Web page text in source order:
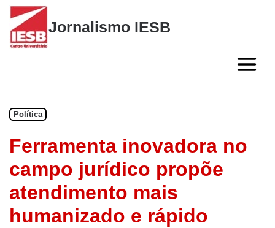
Skip
content
Jornalismo IESB
Política
Ferramenta inovadora no
campo jurídico propõe
atendimento mais
humanizado e rápido